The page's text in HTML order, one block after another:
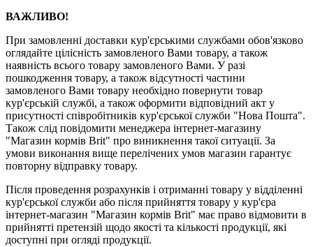
ВАЖЛИВО!
При замовленні доставки кур'єрськими службами обов'язково
оглядайте цілісність замовленого Вами товару, а також
наявність всього товару замовленого Вами. У разі
пошкодження товару, а також відсутності частини
замовленого Вами товару необхідно повернути товар
кур'єрській службі, а також оформити відповідний акт у
присутності співробітників кур'єрської служби "Нова Пошта".
Також слід повідомити менеджера інтернет-магазину
"Магазин кормів Brit" про виникнення такої ситуації. За
умови виконання вище перелічених умов магазин гарантує
повторну відправку товару.
Після проведення розрахунків і отриманні товару у відділенні
кур'єрської служби або після прийняття товару у кур'єра
інтернет-магазин "Магазин кормів Brit" має право відмовити в
прийнятті претензій щодо якості та кількості продукції, які
доступні при огляді продукції.